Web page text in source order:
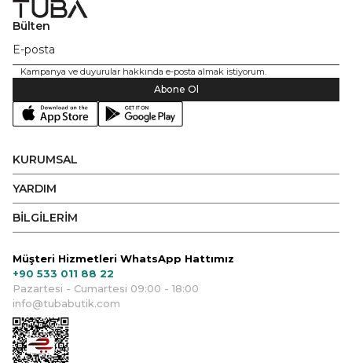
Bülten
Kampanya ve duyurular hakkında e-posta almak istiyorum.
Abone Ol
KURUMSAL
YARDIM
BİLGİLERİM
Müşteri Hizmetleri WhatsApp Hattımız
+90 533 011 88 22
Pazartesi - Cumartesi 09:00 - 18:00
info@tubabutik.com